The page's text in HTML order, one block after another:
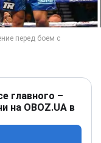
главного –
на OBOZ.UA в